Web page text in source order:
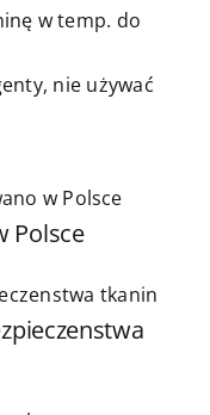
w temp. do
nie używać
Polsce